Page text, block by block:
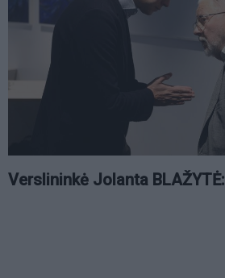
Verslininkė Jolanta BLAŽYTĖ: